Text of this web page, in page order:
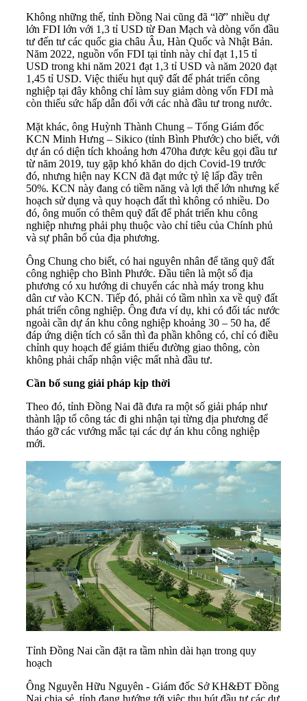
Không những thế, tỉnh Đồng Nai cũng đã “lỡ” nhiều dự
lớn FDI lớn với 1,3 tỉ USD từ Đan Mạch và dòng vốn đầu
tư đến tư các quốc gia châu Âu, Hàn Quốc và Nhật Bản.
Năm 2022, nguồn vốn FDI tại tỉnh này chỉ đạt 1,15 tỉ
USD trong khi năm 2021 đạt 1,3 tỉ USD và năm 2020 đạt
1,45 tỉ USD. Việc thiếu hụt quỹ đất để phát triển công
nghiệp tại đây không chỉ làm suy giảm dòng vốn FDI mà
còn thiếu sức hấp dẫn đối với các nhà đầu tư trong nước.
Mặt khác, ông Huỳnh Thành Chung – Tổng Giám đốc
KCN Minh Hưng – Sikico (tỉnh Bình Phước) cho biết, với
dự án có diện tích khoảng hơn 470ha được kêu gọi đầu tư
từ năm 2019, tuy gặp khó khăn do dịch Covid-19 trước
đó, nhưng hiện nay KCN đã đạt mức tỷ lệ lấp đầy trên
50%. KCN này đang có tiềm năng và lợi thế lớn nhưng kế
hoạch sử dụng và quy hoạch đất thì không có nhiều. Do
đó, ông muốn có thêm quỹ đất để phát triển khu công
nghiệp nhưng phải phụ thuộc vào chỉ tiêu của Chính phủ
và sự phân bổ của địa phương.
Ông Chung cho biết, có hai nguyên nhân để tăng quỹ đất
công nghiệp cho Bình Phước. Đầu tiên là một số địa
phương có xu hướng di chuyển các nhà máy trong khu
dân cư vào KCN. Tiếp đó, phải có tầm nhìn xa về quỹ đất
phát triển công nghiệp. Ông đưa ví dụ, khi có đối tác nước
ngoài cần dự án khu công nghiệp khoảng 30 – 50 ha, để
đáp ứng diện tích có sẵn thì đa phần không có, chỉ có điều
chỉnh quy hoạch để giảm thiểu đường giao thông, còn
không phải chấp nhận việc mất nhà đầu tư.
Cần bổ sung giải pháp kịp thời
Theo đó, tỉnh Đồng Nai đã đưa ra một số giải pháp như
thành lập tổ công tác đi ghi nhận tại từng địa phương để
tháo gỡ các vướng mắc tại các dự án khu công nghiệp
mới.
Tỉnh Đồng Nai cần đặt ra tầm nhìn dài hạn trong quy
hoạch
Ông Nguyễn Hữu Nguyên - Giám đốc Sở KH&ĐT Đồng
Nai chia sẻ, tỉnh đang hướng tới việc thu hút đầu tư các dự